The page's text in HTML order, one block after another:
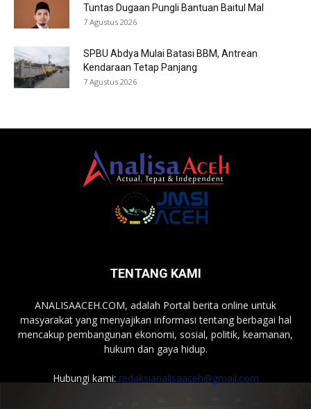
Tuntas Dugaan Pungli Bantuan Baitul Mal
7 Agustus 2026
SPBU Abdya Mulai Batasi BBM, Antrean
Kendaraan Tetap Panjang
7 Agustus 2026
TENTANG KAMI
ANALISAACEH.COM, adalah Portal berita online untuk
masyarakat yang menyajikan informasi tentang berbagai hal
mencakup pembangunan ekonomi, sosial, politik, keamanan,
hukum dan gaya hidup.
Hubungi kami: redaksianalisaaceh@gmail.com